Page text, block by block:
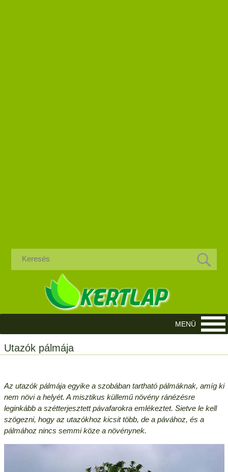
Utazók pálmája
Az utazók pálmája egyike a szobában tartható pálmáknak, amíg ki
nem növi a helyét. A misztikus küllemű növény ránézésre
leginkább a szétterjesztett pávafarokra emlékeztet. Sietve le kell
szögezni, hogy az utazókhoz kicsit több, de a pávához, és a
pálmához nincs semmi köze a növénynek.